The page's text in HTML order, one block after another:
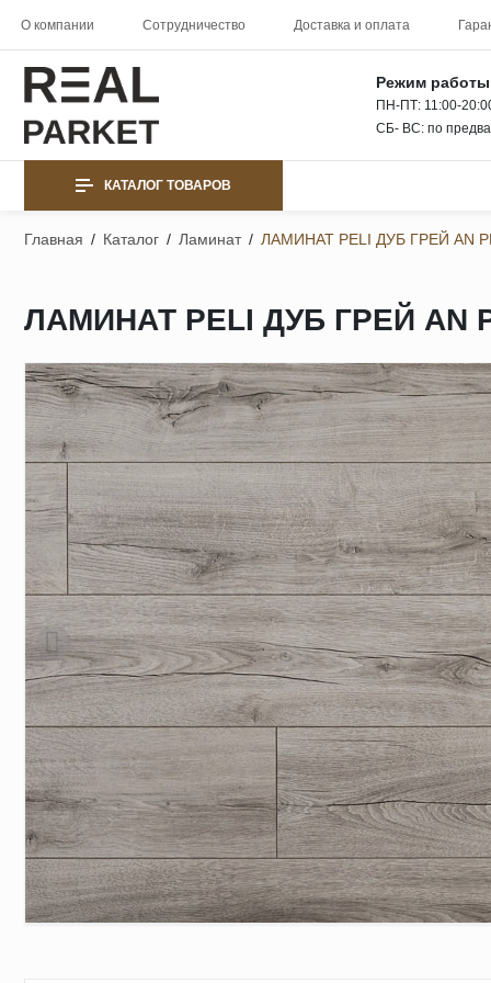
О компании Сотрудничество Доставка и оплата
Режим работы
ПН-ПТ: 11:00-
СБ- ВС: по
КАТАЛОГ ТОВАРОВ
Главная / Каталог / Ламинат / ЛАМИНАТ PELI ДУБ ГРЕЙ AN
ЛАМИНАТ PELI ДУБ ГРЕЙ AN